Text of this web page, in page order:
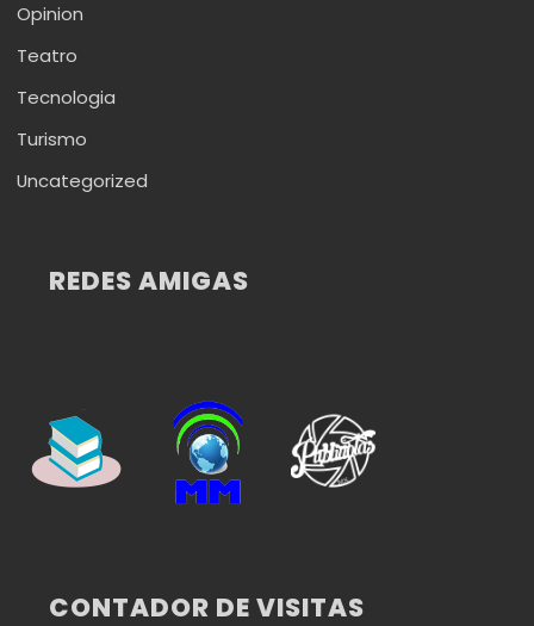
Opinion
Teatro
Tecnologia
Turismo
Uncategorized
REDES AMIGAS
CONTADOR DE VISITAS